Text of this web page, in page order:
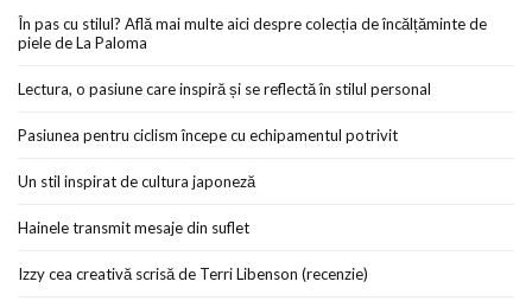
În pas cu stilul? Află mai multe aici despre colecția de încălțăminte de
piele de La Paloma
Lectura, o pasiune care inspiră și se reflectă în stilul personal
Pasiunea pentru ciclism începe cu echipamentul potrivit
Un stil inspirat de cultura japoneză
Hainele transmit mesaje din suflet
Izzy cea creativă scrisă de Terri Libenson (recenzie)